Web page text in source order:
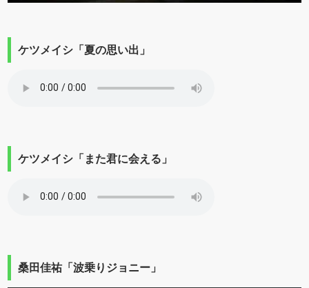
ケツメイシ「夏の思い出」
ケツメイシ「また君に会える」
桑田佳祐「波乗りジョニー」